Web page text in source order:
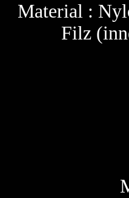
Material :
Filz